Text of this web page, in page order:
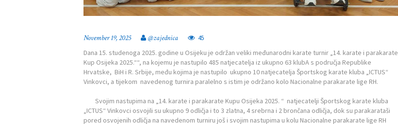
November 19, 2025 @zajednica 45
Dana 15. studenoga 2025. godine u Osijeku je održan veliki međunarodni karate turnir „14. karate i parakarate
Kup Osijeka 2025.““, na kojemu je nastupilo 485 natjecatelja iz ukupno 63 klubA s područja Republike
Hrvatske, BiH i R. Srbije, među kojima je nastupilo ukupno 10 natjecatelja Športskog karate kluba „ICTUS“
Vinkovci, a tijekom navedenog turnira paralelno s istim je održano kolo Nacionalne parakarate lige RH.
Svojim nastupima na „14. karate i parakarate Kupu Osijeka 2025. “ natjecatelji Športskog karate kluba
„ICTUS“ Vinkovci osvojili su ukupno 9 odličja i to 3 zlatna, 4 srebrna i 2 brončana odličja, dok su parakarataši
pored osvojenih odličja na navedenom turniru još i svojim nastupima u kolu Nacionalne parakarate lige RH